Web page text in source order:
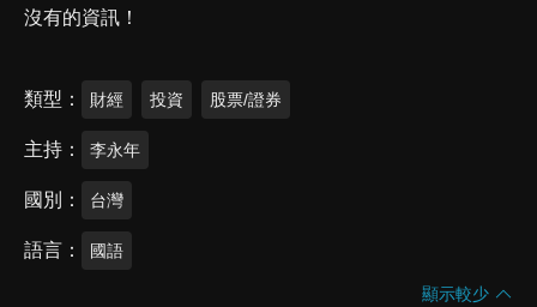
沒有的資訊！
類型 財經 投資 股票/證券
主持 李永年
國別 台灣
語言 國語
顯示較少